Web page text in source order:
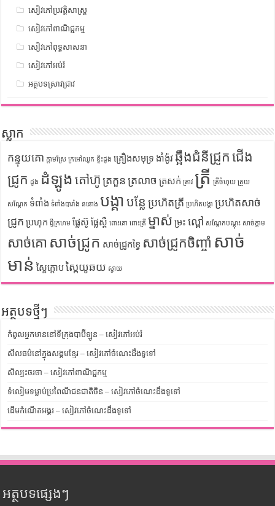
សៀវភៅប្រវត្តិសាស្រ្ត
សៀវភៅពាណិជ្ជកម្ម
សៀវភៅពុទ្ធសាសនា
សៀវភៅអប់រំ
អត្ថបទស្រាវជ្រាវ
ស្លាក
កន្ទុយគោ ក្តាមស្រែ ក្រអៅឈូក ខ្ទិះដូង គ្រឿងសមុទ្រ ងាំង៉ូវ ឆ្អឹងជំនីជ្រូក ជើង
ជ្រូក ដូង ដំឡូង តៅហ៊ូ ត្រកួន ត្រលាច ត្រសក់ ត្រាវ ត្រី ត្រីចំហុយ ត្រួយ
សណ្តែក ទំពាំង ទំពាំងបារាំង ននោង បង្គា បន្លែ ប្រហិតត្រី ប្រហិតបង្គា ប្រហិតសាច់
ជ្រូក ប្រហុក ផ្ទីក្រហម ផ្លែស៊ូ ផ្លែស្ពឺ ពោះគោ ពោះត្រី ម្នាស់ ម្រះ ល្ពៅ សណ្តែកបណ្តុះ សាច់ក្តាម
សាច់គោ សាច់ជ្រូក សាច់ជ្រូកខ្វៃ សាច់ជ្រូកចិញ្ចាំ សាច់
មាន់ ស្ពៃក្តោប ស្ពៃយូឆយ ស្វាយ
អត្ថបទថ្មីៗ
កំពូលអ្នកមាននៅទីក្រុងបាប៊ីឡូន – សៀវភៅអប់រំ
សីលធម៌នៅក្នុងសង្គមខ្មែរ – សៀវភៅចំណេះដឹងទូទៅ
សិល្បះចរចា – សៀវភៅពាណិជ្ជកម្ម
ទំលៀមទម្លាប់ប្រពៃណីជនជាតិចិន – សៀវភៅចំណេះដឹងទូទៅ
ដើមកំណើតអង្គរ – សៀវភៅចំណេះដឹងទូទៅ
អត្ថបទផ្សេងៗ